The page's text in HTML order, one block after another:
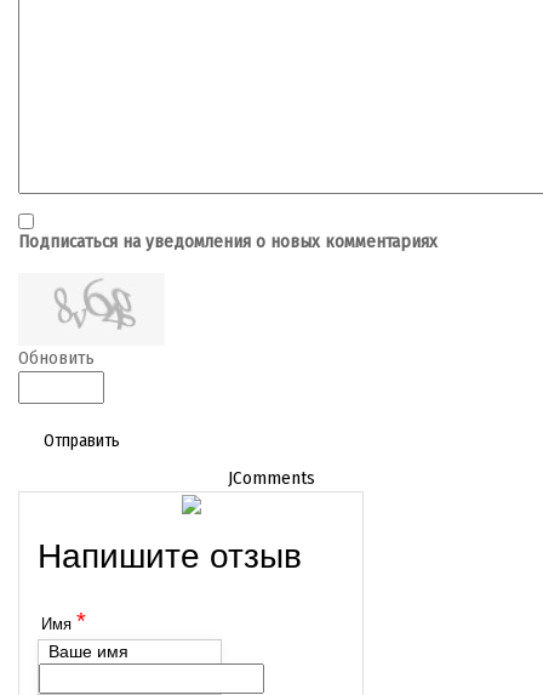
Подписаться на уведомления о новых комментариях
Обновить
Отправить
JComments
Напишите отзыв
Имя *
Ваше имя